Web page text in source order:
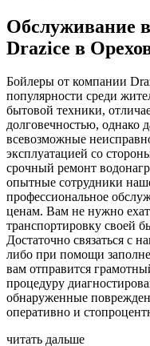
Обслуживание
Drazice в
Бойлеры от компании
популярности среди
бытовой техники,
долговечностью, однако
всевозможные
эксплуатацией со
срочный ремонт
опытные сотрудники
профессиональное
ценам. Вам не нужно
транспортировку своей
Достаточно связаться с
либо при помощи
вам отправится
процедуру
обнаруженные
оперативно и
читать дальше